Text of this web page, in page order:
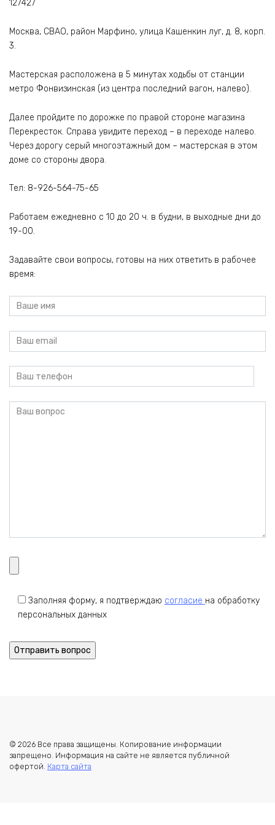
127427
Москва, СВАО, район Марфино, улица Кашенкин луг, д. 8, корп.
3.
Мастерская расположена в 5 минутах ходьбы от станции
метро Фонвизинская (из центра последний вагон, налево).
Далее пройдите по дорожке по правой стороне магазина
Перекресток. Справа увидите переход – в переходе налево.
Через дорогу серый многоэтажный дом – мастерская в этом
доме со стороны двора.
Тел: 8-926-564-75-65
Работаем ежедневно с 10 до 20 ч. в будни, в выходные дни до
19-00.
Задавайте свои вопросы, готовы на них ответить в рабочее
время:
Заполняя форму, я подтверждаю согласие на обработку
персональных данных
© 2026 Все права защищены. Копирование информации
запрещено. Информация на сайте не является публичной
офертой. Карта сайта